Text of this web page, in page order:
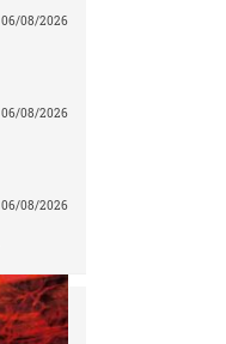
06/08/2026
06/08/2026
06/08/2026